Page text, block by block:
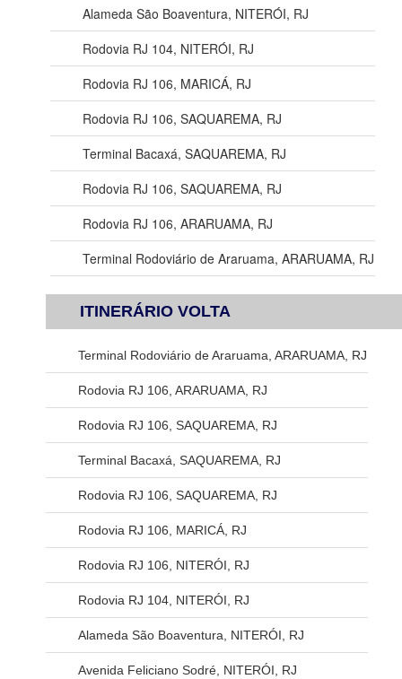
Alameda São Boaventura, NITERÓI, RJ
Rodovia RJ 104, NITERÓI, RJ
Rodovia RJ 106, MARICÁ, RJ
Rodovia RJ 106, SAQUAREMA, RJ
Terminal Bacaxá, SAQUAREMA, RJ
Rodovia RJ 106, SAQUAREMA, RJ
Rodovia RJ 106, ARARUAMA, RJ
Terminal Rodoviário de Araruama, ARARUAMA, RJ
ITINERÁRIO VOLTA
Terminal Rodoviário de Araruama, ARARUAMA, RJ
Rodovia RJ 106, ARARUAMA, RJ
Rodovia RJ 106, SAQUAREMA, RJ
Terminal Bacaxá, SAQUAREMA, RJ
Rodovia RJ 106, SAQUAREMA, RJ
Rodovia RJ 106, MARICÁ, RJ
Rodovia RJ 106, NITERÓI, RJ
Rodovia RJ 104, NITERÓI, RJ
Alameda São Boaventura, NITERÓI, RJ
Avenida Feliciano Sodré, NITERÓI, RJ